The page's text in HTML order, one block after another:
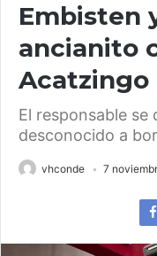
Embisten
ancianito
Acatzingo
El responsable se
desconocido a
vhconde 7